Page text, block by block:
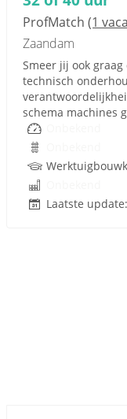
ProfMatch (1
Zaandam
Smeer jij ook
technisch
schema machines
Laatste